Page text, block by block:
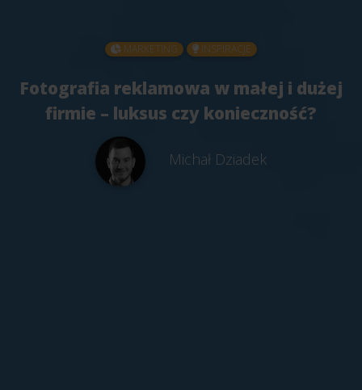
MARKETING INSPIRACJE
Fotografia reklamowa w małej i dużej
firmie – luksus czy konieczność?
Michał Dziadek